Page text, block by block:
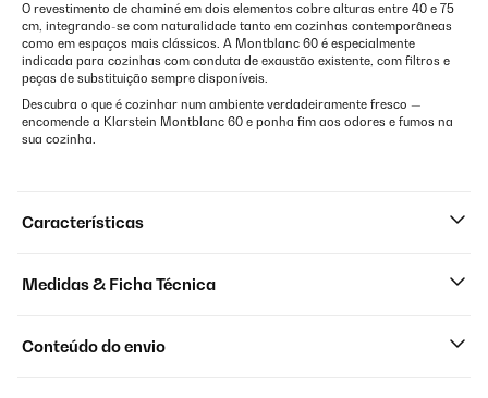
O revestimento de chaminé em dois elementos cobre alturas entre 40 e 75
cm, integrando-se com naturalidade tanto em cozinhas contemporâneas
como em espaços mais clássicos. A Montblanc 60 é especialmente
indicada para cozinhas com conduta de exaustão existente, com filtros e
peças de substituição sempre disponíveis.
Descubra o que é cozinhar num ambiente verdadeiramente fresco —
encomende a Klarstein Montblanc 60 e ponha fim aos odores e fumos na
sua cozinha.
Características
Medidas & Ficha Técnica
Conteúdo do envio